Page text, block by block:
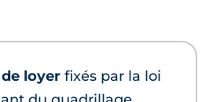
loyer fixés par la loi